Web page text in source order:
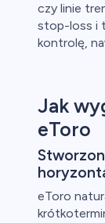
czy linie
stop-loss i
kontrolę,
Jak
eToro
eToro